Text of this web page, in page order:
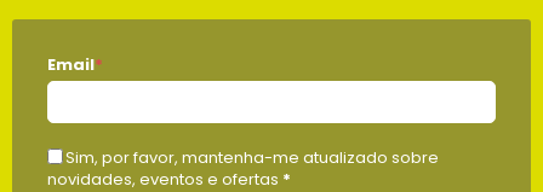
Email*
Sim, por favor, mantenha-me atualizado sobre
novidades, eventos e ofertas *